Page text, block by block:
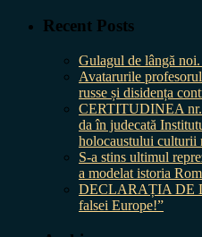
Recent Posts
Gulagul de lângă
Avatarurile
russe și disidența
CERTITUDINEA nr.
da în judecată
holocaustului culturii
S-a stins ultimul
a modelat istoria
DECLARAȚIA DE
falsei Europe!”